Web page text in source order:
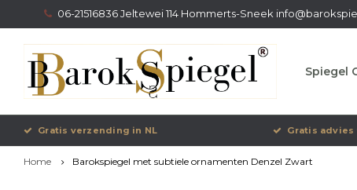
06-21516836 Jeltewei 114 Hommerts-Sneek
Spiegel
Gratis verzending in NL Gratis
Home Barokspiegel met subtiele ornamenten Denzel Zwart